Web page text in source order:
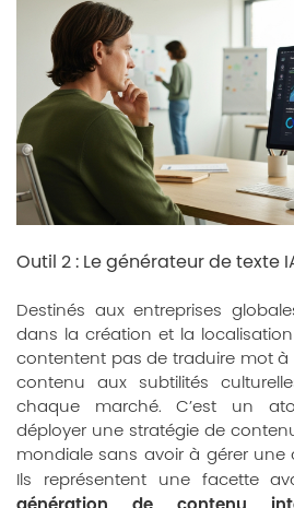
Outil 2 : Le générateur de texte
Destinés aux entreprises
dans la création et la
contentent pas de traduire mot
contenu aux subtilités
chaque marché. C’est un
déployer une stratégie de
mondiale sans avoir à gérer une
Ils représentent une facette